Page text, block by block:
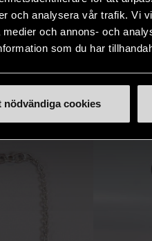
och analysera vår trafik. Vi
medier och annons- och
som du har
nödvändiga cookies
arbetsmarknaden på ett
eller annat sätt.